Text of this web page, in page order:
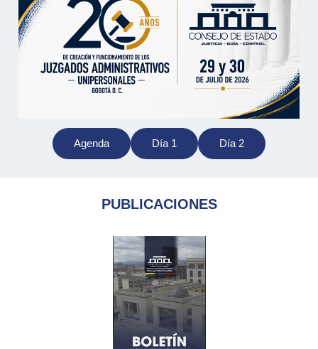
Agenda Día 1 Día 2
PUBLICACIONES